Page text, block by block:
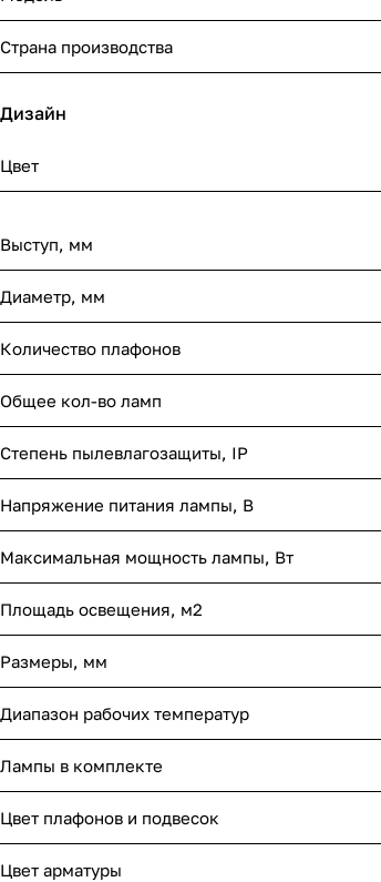
Страна производства
Дизайн
Цвет
Выступ, мм
Диаметр, мм
Количество плафонов
Общее кол-во ламп
Степень пылевлагозащиты, IP
Напряжение питания лампы, В
Максимальная мощность лампы, Вт
Площадь освещения, м2
Размеры, мм
Диапазон рабочих температур
Лампы в комплекте
Цвет плафонов и подвесок
Цвет арматуры